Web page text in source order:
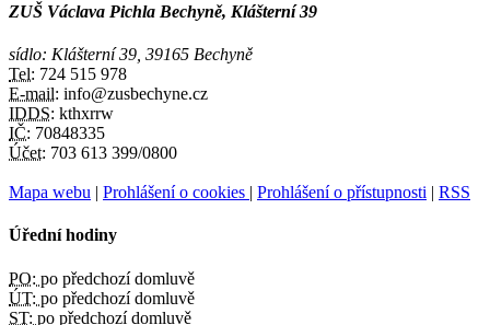
ZUŠ Václava Pichla Bechyně, Klášterní 39
sídlo: Klášterní 39, 39165 Bechyně
Tel: 724 515 978
E-mail: info@zusbechyne.cz
IDDS: kthxrrw
IČ: 70848335
Účet: 703 613 399/0800
Mapa webu | Prohlášení o cookies | Prohlášení o přístupnosti | RSS
Úřední hodiny
PO: po předchozí domluvě
ÚT: po předchozí domluvě
ST: po předchozí domluvě